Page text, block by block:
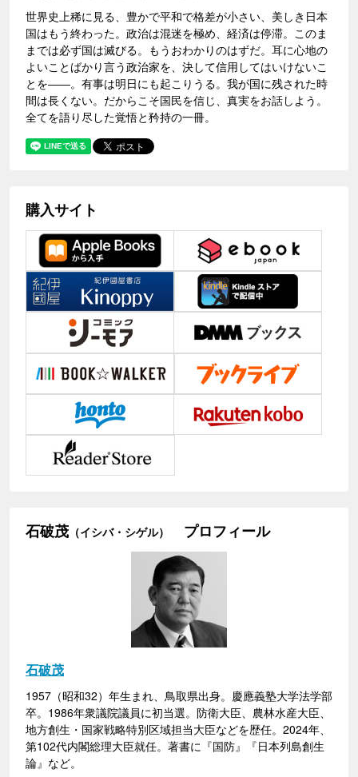
世界史上稀に見る、豊かで平和で格差が小さい、美しき日本
国はもう終わった。政治は混迷を極め、経済は停滞。このま
までは必ず国は滅びる。もうおわかりのはずだ。耳に心地の
よいことばかり言う政治家を、決して信用してはいけないこ
とを――。有事は明日にも起こりうる。我が国に残された時
間は長くない。だからこそ国民を信じ、真実をお話しよう。
全てを語り尽した覚悟と矜持の一冊。
購入サイト
石破茂 （イシバ・シゲル） プロフィール
石破茂
1957（昭和32）年生まれ、鳥取県出身。慶應義塾大学法学部
卒。1986年衆議院議員に初当選。防衛大臣、農林水産大臣、
地方創生・国家戦略特別区域担当大臣などを歴任。2024年、
第102代内閣総理大臣就任。著書に『国防』『日本列島創生
論』など。